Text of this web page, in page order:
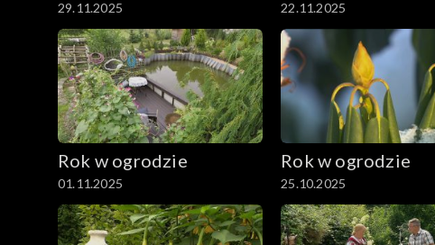
29.11.2025 22.11.2025
Rok w ogrodzie
01.11.2025
Rok w ogrodzie
25.10.2025